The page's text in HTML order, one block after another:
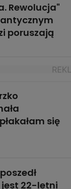
Rewolucja"
poruszają
się
22-letni